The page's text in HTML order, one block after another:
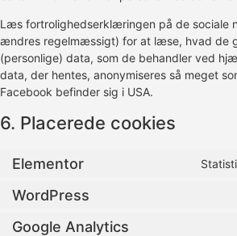
Læs fortrolighedserklæringen på de sociale
ændres regelmæssigt) for at læse, hvad de
(personlige) data, som de behandler ved
data, der hentes, anonymiseres så meget
Facebook befinder sig i USA.
6. Placerede cookies
Elementor
WordPress
Google Analytics